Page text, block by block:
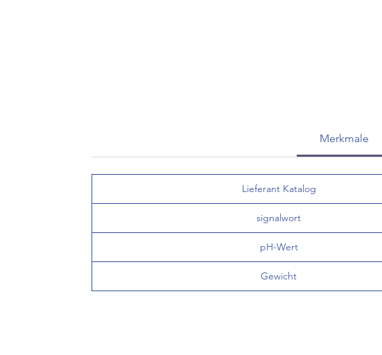
Merkmale
Lieferant Katalog
signalwort
pH-Wert
Gewicht